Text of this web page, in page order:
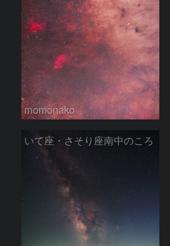
momonako
いて座・さそり座南中のころ